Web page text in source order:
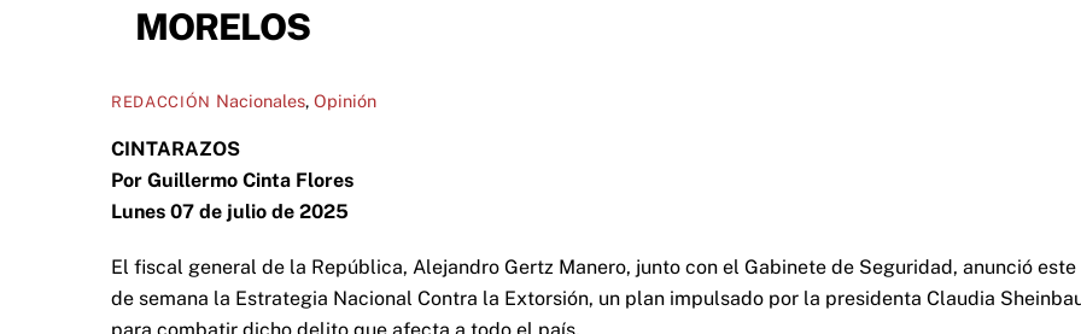
MORELOS
REDACCIÓN Nacionales, Opinión
CINTARAZOS
Por Guillermo Cinta Flores
Lunes 07 de julio de 2025
El fiscal general de la República, Alejandro Gertz Manero, junto con el Gabinete de Seguridad, anunció
de semana la Estrategia Nacional Contra la Extorsión, un plan impulsado por la presidenta Claudia